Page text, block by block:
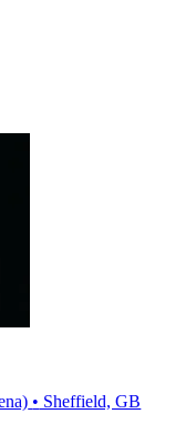
• Sheffield, GB